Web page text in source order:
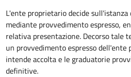
L'ente proprietario decide
mediante provvedimento espresso,
relativa presentazione. Decorso tale
un provvedimento espresso
intende accolta e le graduatorie
definitive.